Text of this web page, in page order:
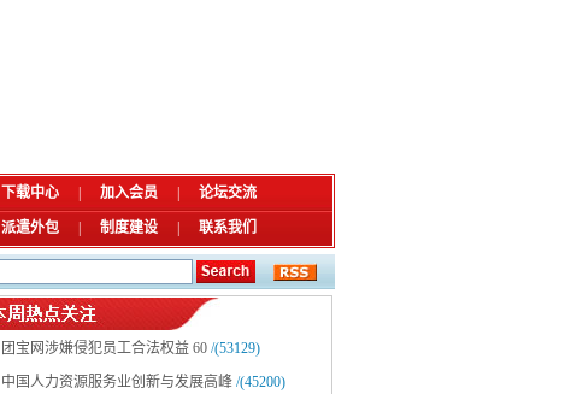
下载中心 加入会员 论坛交流
派遣外包 制度建设 联系我们
团宝网涉嫌侵犯员工合法权益 60 /(53129)
中国人力资源服务业创新与发展高峰 /(45200)